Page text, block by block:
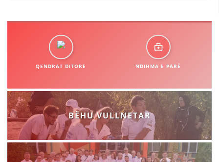
LIGJI I KRYQIT TË KUQ
STATUTI I KRYQIT TË KUQ
ORGANIZIMI DHE ZHVILLIMI
BORDI DREJTUES
KUVENDI
STRUKTURA DHE STRUKTURA ORGANIZATIVE
QENDRAT DITORE NDIHMA E PARË
BËHU VULLNETAR